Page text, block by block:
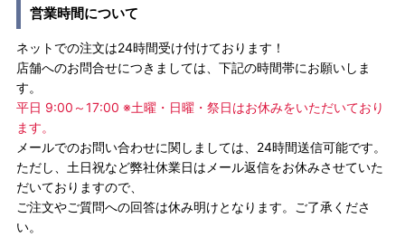
営業時間について
ネットでの注文は24時間受け付けております！
店舗へのお問合せにつきましては、下記の時間帯にお願いしま
す。
平日 9:00～17:00 ※土曜・日曜・祭日はお休みをいただいており
ます。
メールでのお問い合わせに関しましては、24時間送信可能です。
ただし、土日祝など弊社休業日はメール返信をお休みさせていた
だいておりますので、
ご注文やご質問への回答は休み明けとなります。ご了承くださ
い。